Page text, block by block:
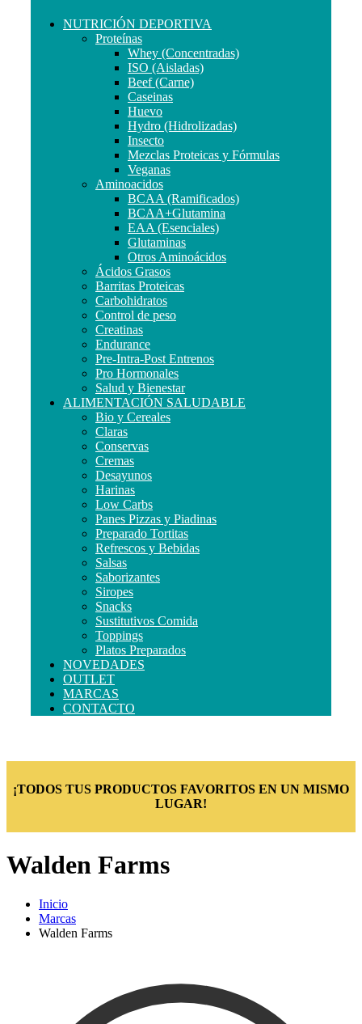
NUTRICIÓN DEPORTIVA
Proteínas
Whey (Concentradas)
ISO (Aisladas)
Beef (Carne)
Caseinas
Huevo
Hydro (Hidrolizadas)
Insecto
Mezclas Proteicas y Fórmulas
Veganas
Aminoacidos
BCAA (Ramificados)
BCAA+Glutamina
EAA (Esenciales)
Glutaminas
Otros Aminoácidos
Ácidos Grasos
Barritas Proteicas
Carbohidratos
Control de peso
Creatinas
Endurance
Pre-Intra-Post Entrenos
Pro Hormonales
Salud y Bienestar
ALIMENTACIÓN SALUDABLE
Bio y Cereales
Claras
Conservas
Cremas
Desayunos
Harinas
Low Carbs
Panes Pizzas y Piadinas
Preparado Tortitas
Refrescos y Bebidas
Salsas
Saborizantes
Siropes
Snacks
Sustitutivos Comida
Toppings
Platos Preparados
NOVEDADES
OUTLET
MARCAS
CONTACTO
¡TODOS TUS PRODUCTOS FAVORITOS EN UN MISMO
LUGAR!
Walden Farms
Inicio
Marcas
Walden Farms